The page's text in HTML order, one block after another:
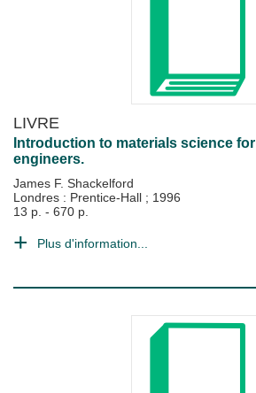
LIVRE
Introduction to materials science for
engineers.
James F. Shackelford
Londres : Prentice-Hall ; 1996
13 p. - 670 p.
Plus d'information...